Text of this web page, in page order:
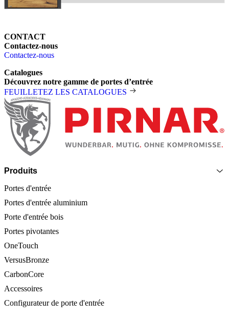
CONTACT
Contactez-nous
Contactez-nous
Catalogues
Découvrez notre gamme de portes d’entrée
FEUILLETEZ LES CATALOGUES
Pied de page
Produits
Portes d'entrée
Portes d'entrée aluminium
Porte d'entrée bois
Portes pivotantes
OneTouch
VersusBronze
CarbonCore
Accessoires
Configurateur de porte d'entrée